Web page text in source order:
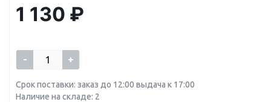
1 130 ₽
- +
Срок поставки: заказ до 12:00 выдача к 17:00
Наличие на складе: 2